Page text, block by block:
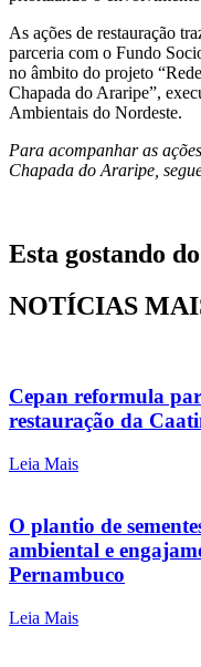
As ações de restauração
parceria com o Fundo
no âmbito do projeto
Chapada do Araripe”,
Ambientais do Nordeste.
Para acompanhar as
Chapada do Araripe,
Esta gostando
NOTÍCIAS
Cepan reformula
restauração da
Leia Mais
O plantio de
ambiental e
Pernambuco
Leia Mais